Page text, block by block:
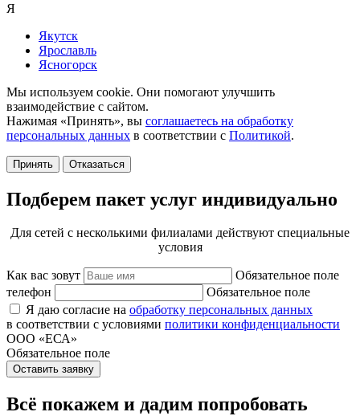
Я
Якутск
Ярославль
Ясногорск
Мы используем cookie. Они помогают улучшить
взаимодействие с сайтом.
Нажимая «Принять», вы соглашаетесь на обработку
персональных данных в соответствии с Политикой.
Принять Отказаться
Подберем пакет услуг индивидуально
Для сетей с несколькими филиалами действуют специальные
условия
Как вас зовут
Обязательное поле
телефон
Обязательное поле
Я даю согласие на обработку персональных данных
в соответствии с условиями политики конфиденциальности
ООО «ЕСА»
Обязательное поле
Оставить заявку
Всё покажем и дадим попробовать